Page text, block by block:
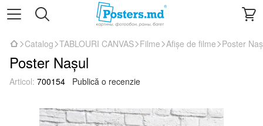
Catalog TABLOURI CANVAS Filme Afișe de filme Poster
Poster Nașul
Articol: 700154 Publică o recenzie